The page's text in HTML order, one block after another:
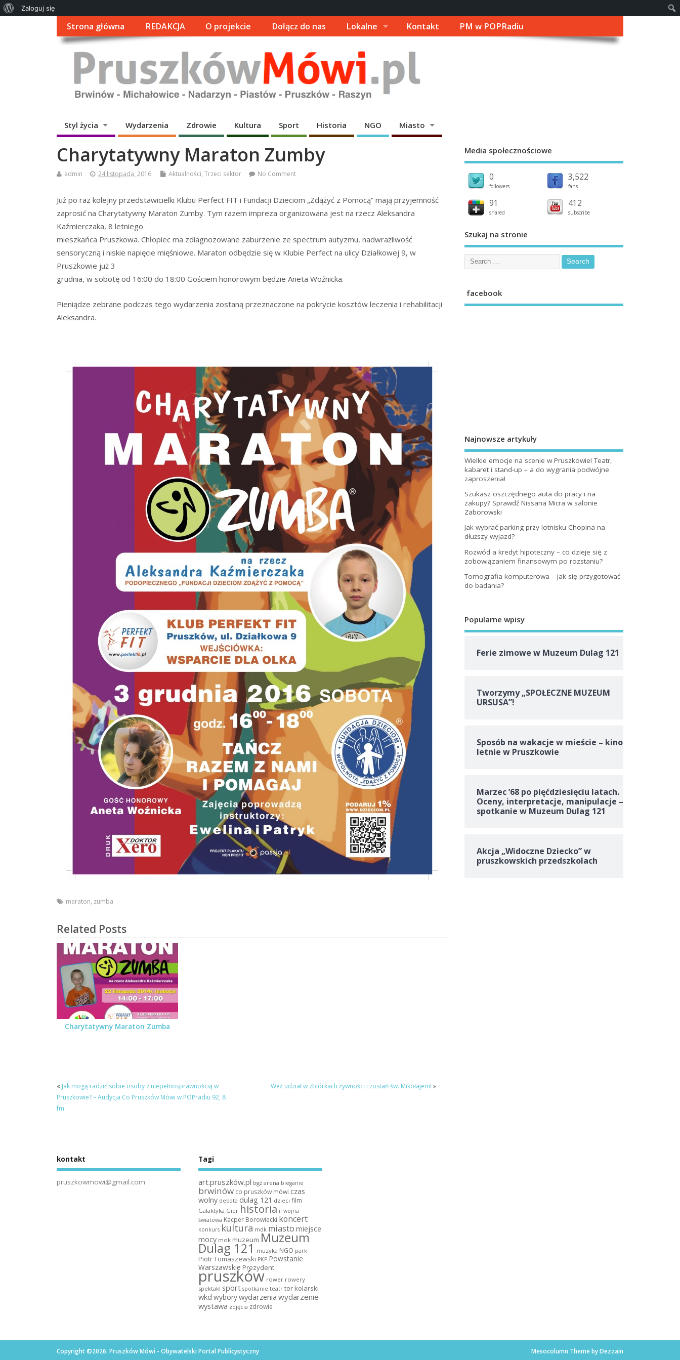
Strona główna REDAKCJA O projekcie Dołącz do nas Lokalne Kontakt PM w POPRadiu
Styl życia Wydarzenia Zdrowie Kultura Sport Historia NGO Miasto
Charytatywny Maraton Zumby
admin 24 listopada, 2016 Aktualności, Trzeci sektor No Comment
Już po raz kolejny przedstawicielki Klubu Perfect FIT i Fundacji Dzieciom „Zdążyć z Pomocą” mają przyjemność
zaprosić na Charytatywny Maraton Zumby. Tym razem impreza organizowana jest na rzecz Aleksandra
Kaźmierczaka, 8 letniego
mieszkańca Pruszkowa. Chłopiec ma zdiagnozowane zaburzenie ze spectrum autyzmu, nadwrażliwość
sensoryczną i niskie napięcie mięśniowe. Maraton odbędzie się w Klubie Perfect na ulicy Działkowej 9, w
Pruszkowie już 3
grudnia, w sobotę od 16:00 do 18:00 Gościem honorowym będzie Aneta Woźnicka.
Pieniądze zebrane podczas tego wydarzenia zostaną przeznaczone na pokrycie kosztów leczenia i rehabilitacji
Aleksandra.
maraton, zumba
Related Posts
Charytatywny Maraton Zumba
« Jak mogą radzić sobie osoby z niepełnosprawnością w
Pruszkowie? – Audycja Co Pruszków Mówi w POPradiu 92, 8
fm
Weź udział w zbiórkach żywności i zostań św. Mikołajem! »
Media społecznościowe
0
followers
3,522
fans
91
shared
412
subscribe
Szukaj na stronie
facebook
Najnowsze artykuły
Wielkie emocje na scenie w Pruszkowie! Teatr,
kabaret i stand-up – a do wygrania podwójne
zaproszenia!
Szukasz oszczędnego auta do pracy i na
zakupy? Sprawdź Nissana Micra w salonie
Zaborowski
Jak wybrać parking przy lotnisku Chopina na
dłuższy wyjazd?
Rozwód a kredyt hipoteczny – co dzieje się z
zobowiązaniem finansowym po rozstaniu?
Tomografia komputerowa – jak się przygotować
do badania?
Popularne wpisy
Ferie zimowe w Muzeum Dulag 121
Tworzymy „SPOŁECZNE MUZEUM
URSUSA”!
Sposób na wakacje w mieście – kino
letnie w Pruszkowie
Marzec ’68 po pięćdziesięciu latach.
Oceny, interpretacje, manipulacje –
spotkanie w Muzeum Dulag 121
Akcja „Widoczne Dziecko” w
pruszkowskich przedszkolach
kontakt
pruszkowmowi@gmail.com
Tagi
art.pruszków.pl bgż arena bieganie
brwinów co pruszków mówi czas
wolny debata dulag 121 dzieci film
Galaktyka Gier historia ii wojna
światowa Kacper Borowiecki koncert
konkurs kultura mdk miasto miejsce
mocy mok muzeum Muzeum
Dulag 121 muzyka NGO park
Piotr Tomaszewski PKP Powstanie
Warszawskie Prezydent
pruszków rower rowery
spektakl sport spotkanie teatr tor kolarski
wkd wyborywydarzenia wydarzenie
wystawa zdjęcia zdrowie
Copyright ©2026. Pruszków Mówi - Obywatelski Portal Publicystyczny Mesocolumn Theme by Dezzain
Zaloguj się